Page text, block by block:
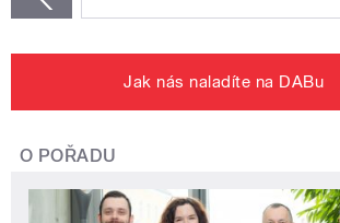
Jak nás naladíte na DABu
O POŘADU